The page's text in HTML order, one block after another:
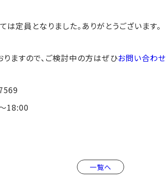
定員となりました。ありがとうございます。
ますので、ご検討中の方はぜひお問い合わせ
18:00
一覧へ